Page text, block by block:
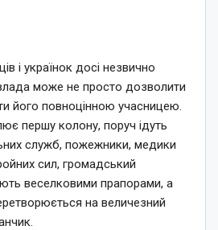
і українок досі незвично
може не просто дозволити
його повноцінною учасницею.
першу колону, поруч ідуть
служб, пожежники, медики
сил, громадський
веселковими прапорами, а
на величезний